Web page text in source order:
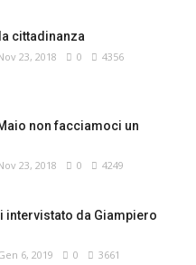
cittadinanza
23, 2018 0 4356
non facciamoci un
23, 2018 0 4249
intervistato da Giampiero
6, 2019 0 3661